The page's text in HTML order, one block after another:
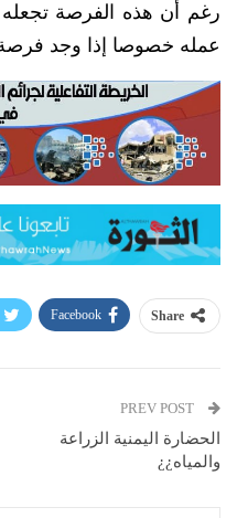
رغم أن هذه الفرصة
عمله خصوصا إذا وجد
Share
Facebook
الحضارة اليمنية الزراعة
والمياه¿¿